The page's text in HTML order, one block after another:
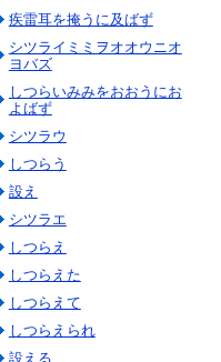
疾雷耳を掩うに及ばず
シツライミミヲオオウニオ
ヨバズ
しつらいみみをおおうにお
よばず
シツラウ
しつらう
設え
シツラエ
しつらえ
しつらえた
しつらえて
しつらえられ
設える